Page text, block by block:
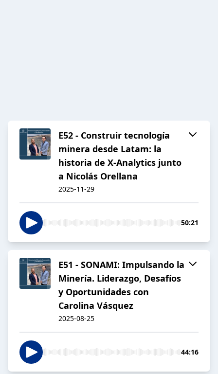
E52 - Construir tecnología
minera desde Latam: la
historia de X-Analytics junto
a Nicolás Orellana
2025-11-29
50:21
E51 - SONAMI: Impulsando la
Minería. Liderazgo, Desafíos
y Oportunidades con
Carolina Vásquez
2025-08-25
44:16